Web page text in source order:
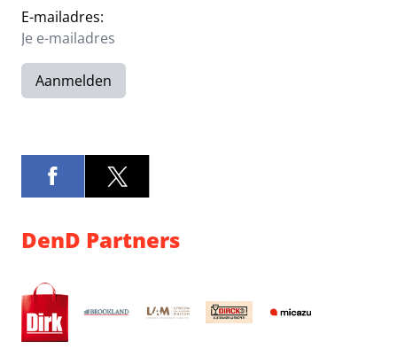
E-mailadres:
Aanmelden
DenD Partners